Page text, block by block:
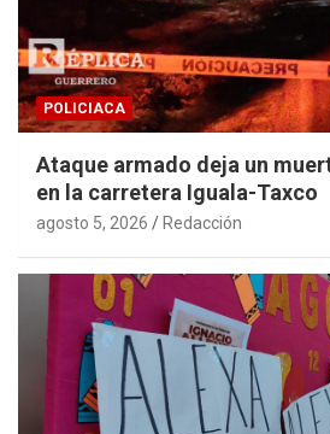
POLICIACA
Ataque armado deja un
en la carretera Iguala-Taxco
agosto 5, 2026 Redacción